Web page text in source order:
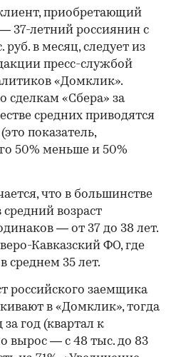
приобретающий
37-летний россиянин с
в месяц, следует из
пресс-службой
«Домклик».
сделкам «Сбера» за
средних приводятся
показатель,
50% меньше и 50%
что в большинстве
возраст
— от 37 до 38 лет.
Кавказский ФО, где
35 лет.
российского заемщика
в «Домклик», тогда
год (квартал к
вырос — с 48 тыс. до 83